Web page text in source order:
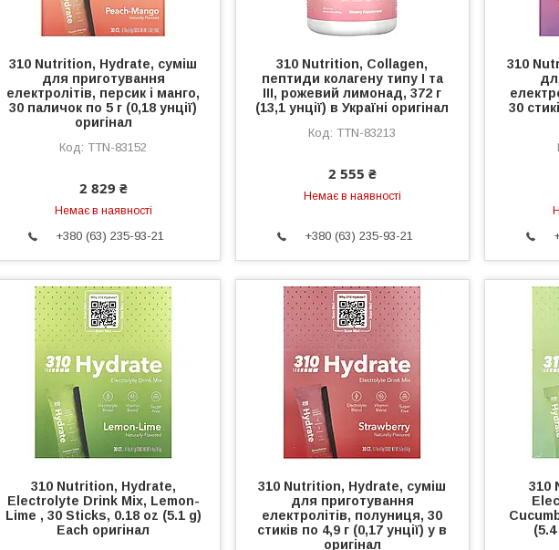
310 Nutrition, Hydrate, суміш
для приготування
електролітів, персик і манго,
30 паличок по 5 г (0,18 унції)
оригінал
TTN-83152
2 829 ₴
Немає в наявності
+380 (63) 235-93-21
310 Nutrition, Collagen,
пептиди колагену типу I та
III, рожевий лимонад, 372 г
(13,1 унції) в Україні оригінал
TTN-83213
2 555 ₴
Немає в наявності
+380 (63) 235-93-21
310
30
310 Nutrition, Hydrate,
Electrolyte Drink Mix, Lemon-
Lime , 30 Sticks, 0.18 oz (5.1 g)
Each оригінал
310 Nutrition, Hydrate, суміш
для приготування
електролітів, полуниця, 30
стиків по 4,9 г (0,17 унції) у в
оригінал
310